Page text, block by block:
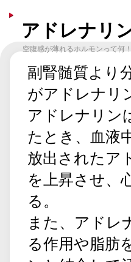
アドレナリ
空腹感が薄れるホルモンって何
副腎髄質より
がアドレナリ
アドレナリン
たとき、血液
放出されたア
を上昇させ、
る。
また、アドレ
る作用や脂肪